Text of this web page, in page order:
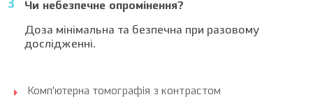
Чи небезпечне опромінення?
Доза мінімальна та безпечна при разовому
дослідженні.
Комп’ютерна томографія з контрастом